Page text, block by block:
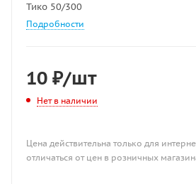
Тико 50/300
Подробности
10 ₽/шт
Нет в наличии
Цена действительна только для
отличаться от цен в розничных